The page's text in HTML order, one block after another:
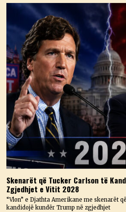
Skenarët që Tucker Carlson të
Zgjedhjet e Vitit 2028
“Vlon” e Djathta Amerikane me skenarët
kandidojë kundër Trump në zgjedhjet